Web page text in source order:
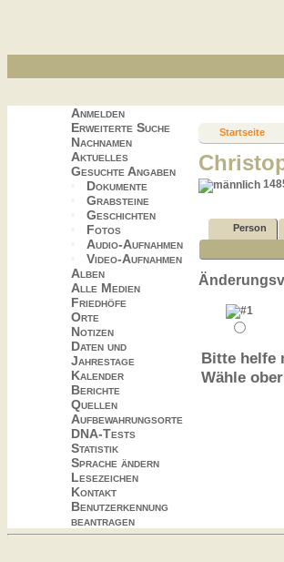
Anmelden
Erweiterte Suche
Nachnamen
Aktuelles
Gesuchte Angaben
Dokumente
Grabsteine
Geschichten
Fotos
Audio-Aufnahmen
Video-Aufnahmen
Alben
Alle Medien
Friedhöfe
Orte
Notizen
Daten und
Jahrestage
Kalender
Berichte
Quellen
Aufbewahrungsorte
DNA-Tests
Statistik
Sprache ändern
Lesezeichen
Kontakt
Benutzerkennung
beantragen
Startseite
Person
Bitte helfe
Wähle